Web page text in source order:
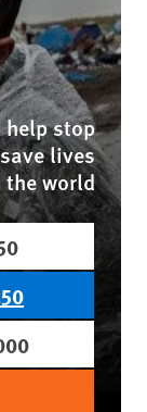
help stop
lives
world.